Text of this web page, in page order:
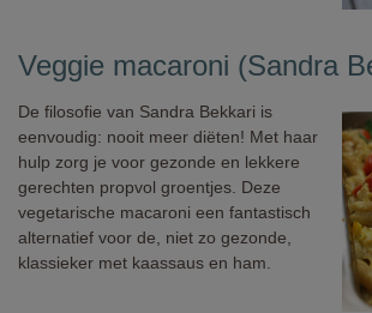
Veggie macaroni (Sandra
De filosofie van Sandra Bekkari is
eenvoudig: nooit meer diëten! Met haar
hulp zorg je voor gezonde en lekkere
gerechten propvol groentjes. Deze
vegetarische macaroni een fantastisch
alternatief voor de, niet zo gezonde,
klassieker met kaassaus en ham.